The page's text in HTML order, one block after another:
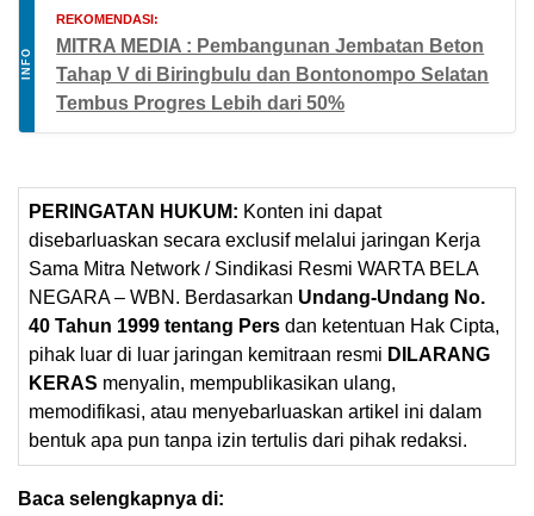
INFO
REKOMENDASI:
MITRA MEDIA : Pembangunan Jembatan Beton
Tahap V di Biringbulu dan Bontonompo Selatan
Tembus Progres Lebih dari 50%
PERINGATAN HUKUM: Konten ini dapat
disebarluaskan secara exclusif melalui jaringan Kerja
Sama Mitra Network / Sindikasi Resmi WARTA BELA
NEGARA – WBN. Berdasarkan Undang-Undang No.
40 Tahun 1999 tentang Pers dan ketentuan Hak Cipta,
pihak luar di luar jaringan kemitraan resmi DILARANG
KERAS menyalin, mempublikasikan ulang,
memodifikasi, atau menyebarluaskan artikel ini dalam
bentuk apa pun tanpa izin tertulis dari pihak redaksi.
Baca selengkapnya di: